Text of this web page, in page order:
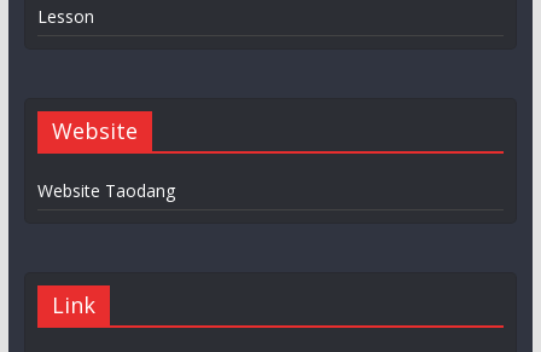
Lesson
Website
Website Taodang
Link